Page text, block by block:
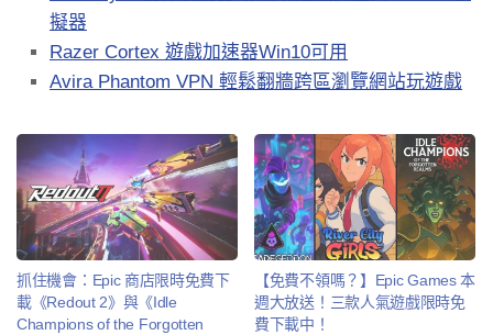
擬器
Razer Cortex 遊戲加速器Win10可用
Avira Phantom VPN 輕鬆翻牆跨區瀏覽網站玩遊戲
抓住機會：Epic 商店限時免費下
載《Redout 2》與《Idle
Champions of the Forgotten
【免費不領嗎？】Epic Games 本
週大放送！三款人氣遊戲限時免
費下載中！